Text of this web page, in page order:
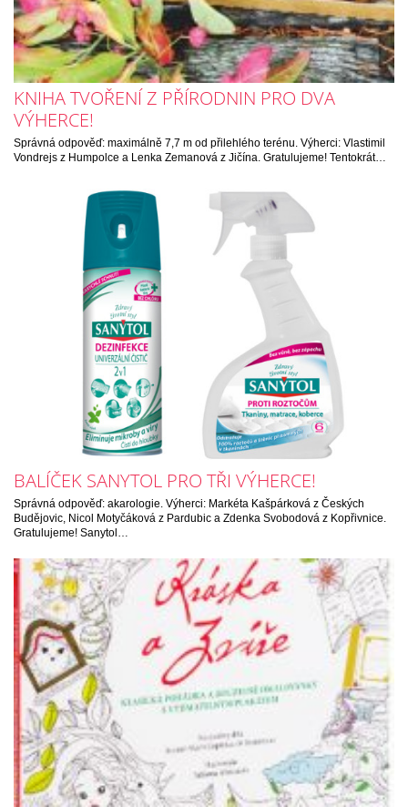
KNIHA TVOŘENÍ Z PŘÍRODNIN PRO DVA
VÝHERCE!
Správná odpověď: maximálně 7,7 m od přilehlého terénu. Výherci: Vlastimil
Vondrejs z Humpolce a Lenka Zemanová z Jičína. Gratulujeme! Tentokrát…
BALÍČEK SANYTOL PRO TŘI VÝHERCE!
Správná odpověď: akarologie. Výherci: Markéta Kašpárková z Českých
Budějovic, Nicol Motyčáková z Pardubic a Zdenka Svobodová z Kopřivnice.
Gratulujeme! Sanytol…